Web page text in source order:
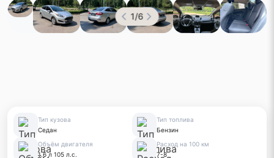
1/6
Тип кузова
Седан
Тип топлива
Бензин
Объём двигателя
1.6 л 105 л.с.
Расход на 100 км
7-8